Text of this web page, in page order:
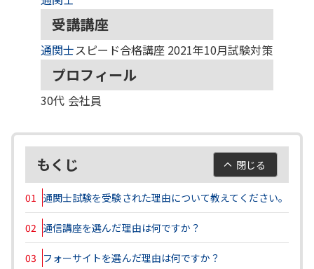
受講講座
通関士スピード合格講座 2021年10月試験対策
プロフィール
30代 会社員
もくじ 閉じる
01 通関士試験を受験された理由について教えてください。
02 通信講座を選んだ理由は何ですか？
03 フォーサイトを選んだ理由は何ですか？